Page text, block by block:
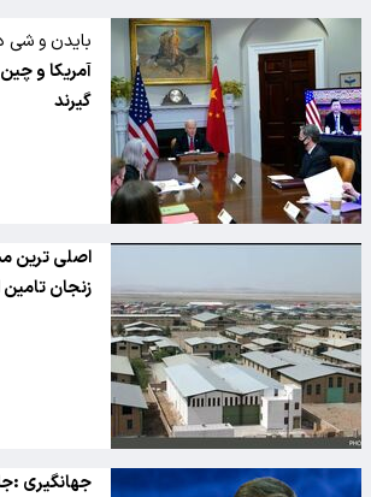
بایدن و شی
"همسویی"
موضوع هسته
آمریکا و
گیرند
اصلی ترین
زنجان تامین
جهانگیری